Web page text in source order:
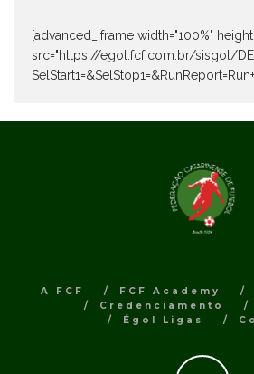
[advanced_iframe width="100%"
src="https://egol.fcf.com.br/sisgol/
A FCF FCF Academy
Credenciamento
Égol Ligas